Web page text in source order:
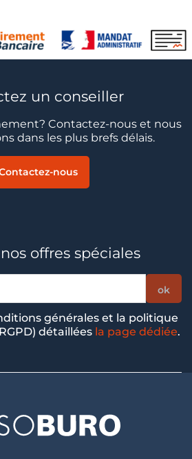
un conseiller
Contactez-nous et nous
dans les plus brefs délais.
nous
offres spéciales
générales et la politique
détaillées la page dédiée.